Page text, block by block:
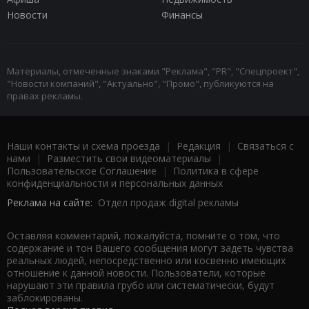
Новости
Финансы
Материалы, отмеченные знаками "Реклама", "PR", "Спецпроект",
"Новости компаний", "Актуально", "Промо", публикуются на
правах рекламы.
Наши контакты и схема проезда | Редакция | Связаться с
нами | Разместить свои видеоматериалы |
Пользовательское Соглашение |
Политика в сфере
конфиденциальности и персональных данных
Реклама на сайте: Отдел продаж digital рекламы
Оставляя комментарий, пожалуйста, помните о том, что
содержание и тон Вашего сообщения могут задеть чувства
реальных людей, непосредственно или косвенно имеющих
отношение к данной новости. Пользователи, которые
нарушают эти правила грубо или систематически, будут
заблокированы.